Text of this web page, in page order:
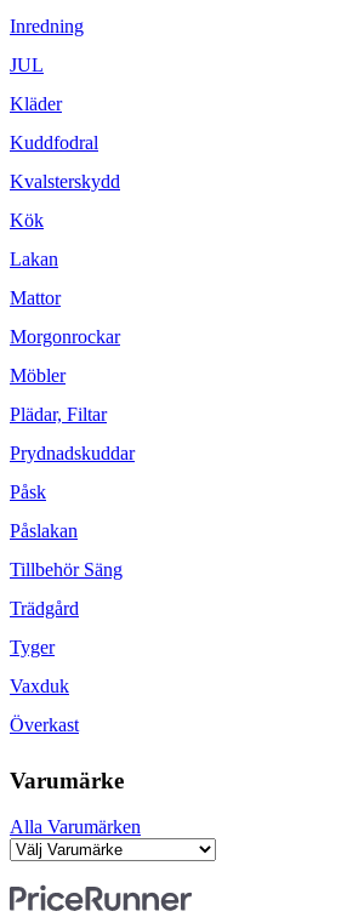
Inredning
JUL
Kläder
Kuddfodral
Kvalsterskydd
Kök
Lakan
Mattor
Morgonrockar
Möbler
Plädar, Filtar
Prydnadskuddar
Påsk
Påslakan
Tillbehör Säng
Trädgård
Tyger
Vaxduk
Överkast
Varumärke
Alla Varumärken